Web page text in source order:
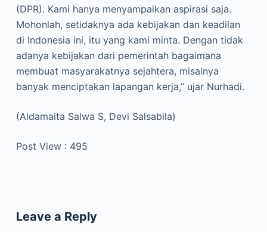
(DPR). Kami hanya menyampaikan aspirasi saja.
Mohonlah, setidaknya ada kebijakan dan keadilan
di Indonesia ini, itu yang kami minta. Dengan tidak
adanya kebijakan dari pemerintah bagaimana
membuat masyarakatnya sejahtera, misalnya
banyak menciptakan lapangan kerja,” ujar Nurhadi.
(Aldamaita Salwa S, Devi Salsabila)
Post View : 495
Leave a Reply